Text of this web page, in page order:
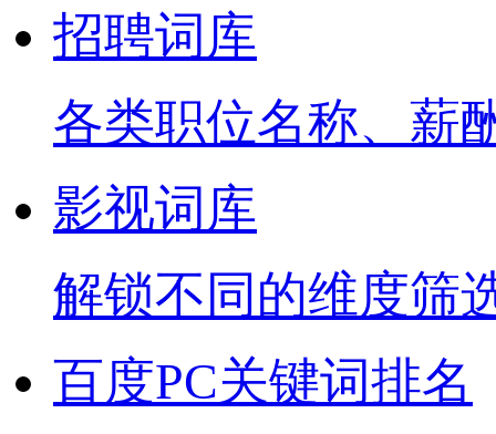
招聘词库
各类职位名称、薪
影视词库
解锁不同的维度筛
百度PC关键词排名